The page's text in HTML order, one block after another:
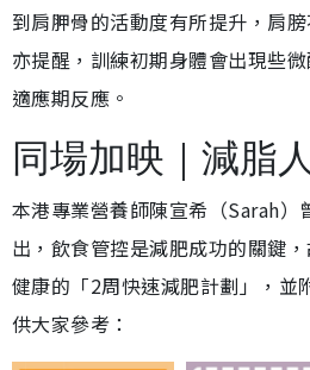
到肩胛骨的活動度有所提升，肩
亦提醒，訓練初期身體會出現些
適應期反應。
同場加映｜減脂
本港專業營養師陳宣希（Sarah
出，飲食管控是減肥成功的關鍵
健康的「2周快速減肥計劃」，並
供大家參考：